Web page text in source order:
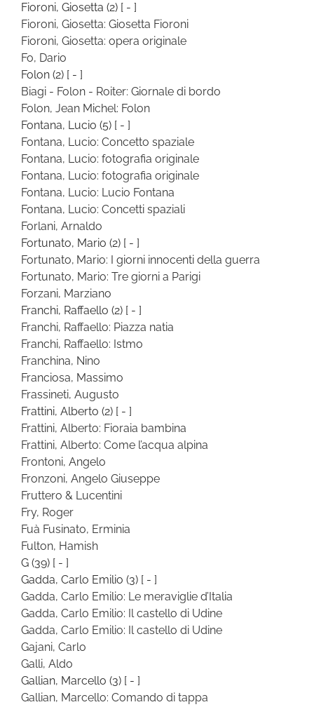
Fioroni, Giosetta (2) [ - ]
Fioroni, Giosetta: Giosetta Fioroni
Fioroni, Giosetta: opera originale
Fo, Dario
Folon (2) [ - ]
Biagi - Folon - Roiter: Giornale di bordo
Folon, Jean Michel: Folon
Fontana, Lucio (5) [ - ]
Fontana, Lucio: Concetto spaziale
Fontana, Lucio: fotografia originale
Fontana, Lucio: fotografia originale
Fontana, Lucio: Lucio Fontana
Fontana, Lucio: Concetti spaziali
Forlani, Arnaldo
Fortunato, Mario (2) [ - ]
Fortunato, Mario: I giorni innocenti della guerra
Fortunato, Mario: Tre giorni a Parigi
Forzani, Marziano
Franchi, Raffaello (2) [ - ]
Franchi, Raffaello: Piazza natia
Franchi, Raffaello: Istmo
Franchina, Nino
Franciosa, Massimo
Frassineti, Augusto
Frattini, Alberto (2) [ - ]
Frattini, Alberto: Fioraia bambina
Frattini, Alberto: Come l’acqua alpina
Frontoni, Angelo
Fronzoni, Angelo Giuseppe
Fruttero & Lucentini
Fry, Roger
Fuà Fusinato, Erminia
Fulton, Hamish
G (39) [ - ]
Gadda, Carlo Emilio (3) [ - ]
Gadda, Carlo Emilio: Le meraviglie d’Italia
Gadda, Carlo Emilio: Il castello di Udine
Gadda, Carlo Emilio: Il castello di Udine
Gajani, Carlo
Galli, Aldo
Gallian, Marcello (3) [ - ]
Gallian, Marcello: Comando di tappa